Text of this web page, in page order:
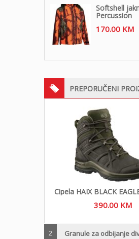
Softshell
Percussion
170.00 KM
PREPORUČENI
Cipela HAIX BLACK
390.00 KM
2 Granule za odbijanje